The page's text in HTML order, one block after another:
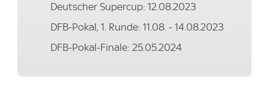
Deutscher Supercup: 12.08.2023
DFB-Pokal, 1. Runde: 11.08. - 14.08.2023
DFB-Pokal-Finale: 25.05.2024